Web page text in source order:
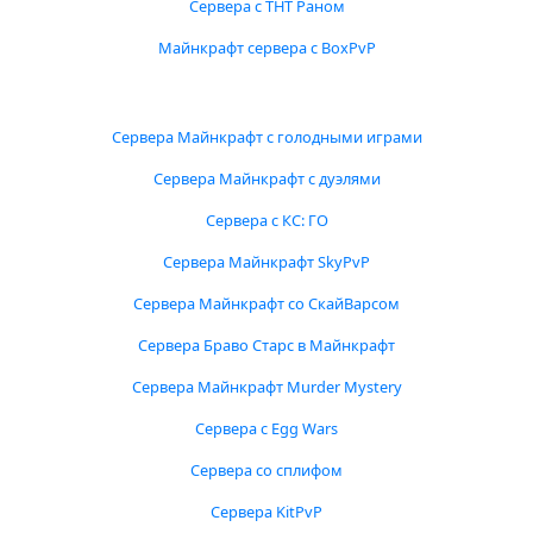
Сервера с ТНТ Раном
Майнкрафт сервера с BoxPvP
Сервера Майнкрафт с голодными играми
Сервера Майнкрафт с дуэлями
Сервера с КС: ГО
Сервера Майнкрафт SkyPvP
Сервера Майнкрафт со СкайВарсом
Сервера Браво Старс в Майнкрафт
Сервера Майнкрафт Murder Mystery
Сервера с Egg Wars
Сервера со сплифом
Сервера KitPvP